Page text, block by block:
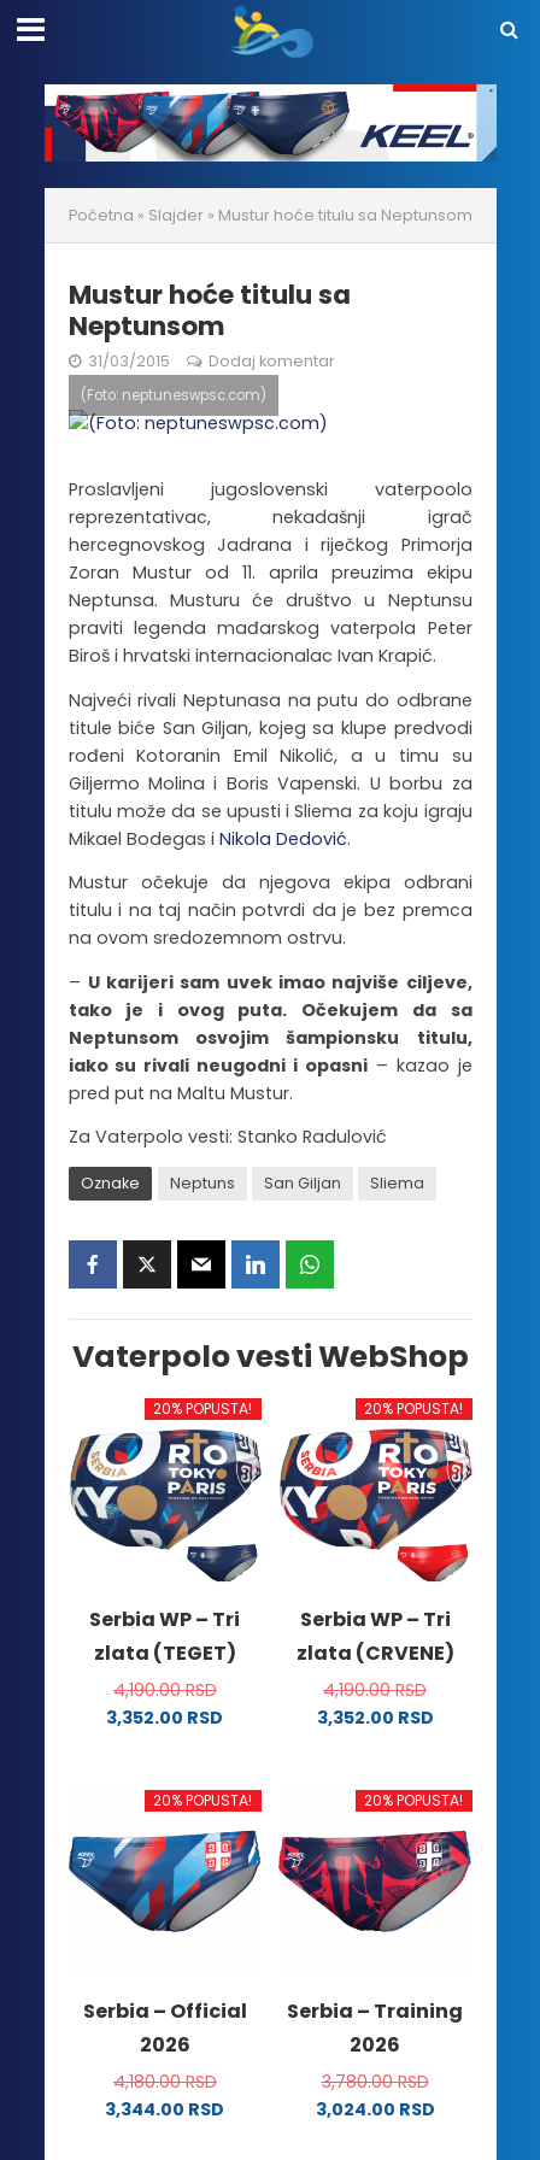
Početna » Slajder » Mustur hoće titulu sa Neptunsom
Mustur hoće titulu sa
Neptunsom
31/03/2015 Dodaj komentar
(Foto: neptuneswpsc.com)
Proslavljeni jugoslovenski vaterpoolo
reprezentativac, nekadašnji igrač
hercegnovskog Jadrana i riječkog Primorja
Zoran Mustur od 11. aprila preuzima ekipu
Neptunsa. Musturu će društvo u Neptunsu
praviti legenda mađarskog vaterpola Peter
Biroš i hrvatski internacionalac Ivan Krapić.
Najveći rivali Neptunasa na putu do odbrane
titule biće San Giljan, kojeg sa klupe predvodi
rođeni Kotoranin Emil Nikolić, a u timu su
Giljermo Molina i Boris Vapenski. U borbu za
titulu može da se upusti i Sliema za koju igraju
Mikael Bodegas i Nikola Dedović.
Mustur očekuje da njegova ekipa odbrani
titulu i na taj način potvrdi da je bez premca
na ovom sredozemnom ostrvu.
– U karijeri sam uvek imao najviše ciljeve,
tako je i ovog puta. Očekujem da sa
Neptunsom osvojim šampionsku titulu,
iako su rivali neugodni i opasni– kazao je
pred put na Maltu Mustur.
Za Vaterpolo vesti: Stanko Radulović
Oznake Neptuns San Giljan Sliema
Vaterpolo vesti WebShop
20% POPUSTA!
Serbia WP – Tri
zlata (TEGET)
4,190.00RSD
3,352.00 RSD
ima
varijanti.
Opcije
mogu
biti
stranici
proizvoda.
20% POPUSTA!
Serbia WP – Tri
zlata (CRVENE)
4,190.00RSD
3,352.00 RSD
ima
varijanti.
Opcije
mogu
biti
stranici
proizvoda.
20% POPUSTA!
Serbia – Official
2026
4,180.00RSD
3,344.00 RSD
20% POPUSTA!
Serbia – Training
2026
3,780.00RSD
3,024.00 RSD